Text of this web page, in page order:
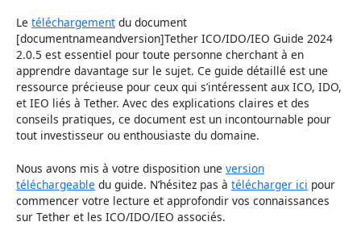
Le téléchargement du document
[documentnameandversion]Tether ICO/IDO/IEO Guide 2024
2.0.5 est essentiel pour toute personne cherchant à en
apprendre davantage sur le sujet. Ce guide détaillé est une
ressource précieuse pour ceux qui s’intéressent aux ICO, IDO,
et IEO liés à Tether. Avec des explications claires et des
conseils pratiques, ce document est un incontournable pour
tout investisseur ou enthousiaste du domaine.
Nous avons mis à votre disposition une version
téléchargeable du guide. N’hésitez pas à télécharger ici pour
commencer votre lecture et approfondir vos connaissances
sur Tether et les ICO/IDO/IEO associés.